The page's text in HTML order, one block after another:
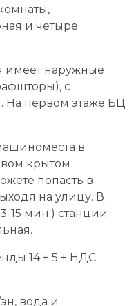
и четыре
имеет наружные
с
На первом этаже БЦ
в
крытом
попасть в
на улицу. В
15 мин.) станции
14 + 5 + НДС
вода и